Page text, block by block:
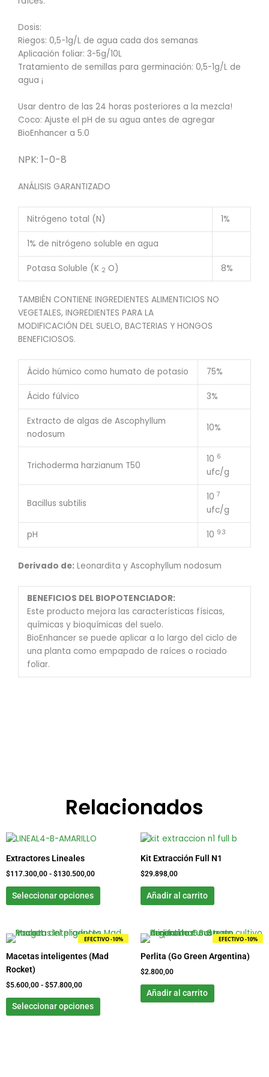
Dosis:
Riegos: 0,5-1g/L de agua cada dos semanas
Aplicación foliar: 3-5g/10L
Tratamiento de semillas para germinación: 0,5-1g/L de
agua ¡
Usar dentro de las 24 horas posteriores a la mezcla!
Coco: Ajuste el pH de su agua antes de agregar
BioEnhancer a 5.0
NPK: 1-0-8
ANÁLISIS GARANTIZADO
Nitrógeno total (N) 1%
1% de nitrógeno soluble en agua
Potasa Soluble (K 2 O) 8%
TAMBIÉN CONTIENE INGREDIENTES ALIMENTICIOS NO
VEGETALES, INGREDIENTES PARA LA
MODIFICACIÓN DEL SUELO, BACTERIAS Y HONGOS
BENEFICIOSOS.
Ácido húmico como humato de potasio 75%
Ácido fúlvico 3%
Extracto de algas de Ascophyllum
nodosum
10%
Trichoderma harzianum T50
10 6
ufc/g
Bacillus subtilis
10 7
ufc/g
pH 10 9.3
Derivado de: Leonardita y Ascophyllum nodosum
BENEFICIOS DEL BIOPOTENCIADOR:
Este producto mejora las características físicas,
químicas y bioquímicas del suelo.
BioEnhancer se puede aplicar a lo largo del ciclo de
una planta como empapado de raíces o rociado
foliar.
Relacionados
Extractores Lineales
$117.300,00 - $130.500,00
Rango
$117.300,00
Seleccionar opciones variantes.
Las
se
pueden
elegir
página
Kit Extracción Full N1
$29.898,00
Añadir al carrito
EFECTIVO -10%
Macetas inteligentes (Mad
Rocket)
$5.600,00 - $57.800,00
Rango
precios:
hasta
Seleccionar opciones
Este
producto
opciones
EFECTIVO -10%
Perlita (Go Green Argentina)
$2.800,00
Añadir al carrito